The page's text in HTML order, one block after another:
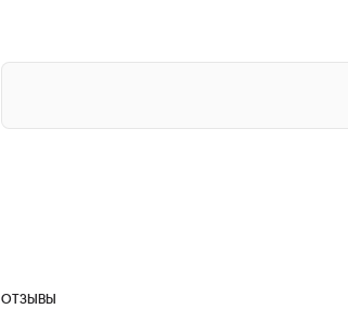
ОТЗЫВЫ